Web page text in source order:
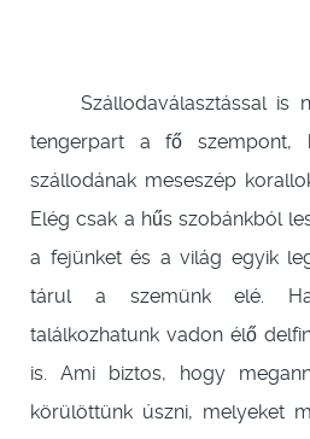
Szállodaválasztással is
tengerpart a fő szempont,
szállodának meseszép
Elég csak a hűs szobánkból
a fejünket és a világ egyik
tárul a szemünk elé. Ha
találkozhatunk vadon élő
is. Ami biztos, hogy
körülöttünk úszni, melyeket